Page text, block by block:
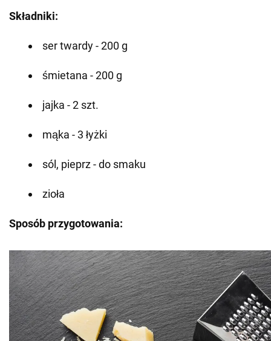
Składniki:
ser twardy - 200 g
śmietana - 200 g
jajka - 2 szt.
mąka - 3 łyżki
sól, pieprz - do smaku
zioła
Sposób przygotowania: